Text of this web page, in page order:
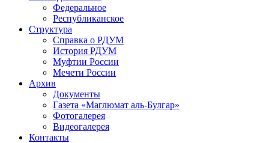
Федеральное
Республиканское
Структура
Справка о РДУМ
История РДУМ
Муфтии России
Мечети России
Архив
Документы
Газета «Маглюмат аль-Булгар»
Фотогалерея
Видеогалерея
Контакты